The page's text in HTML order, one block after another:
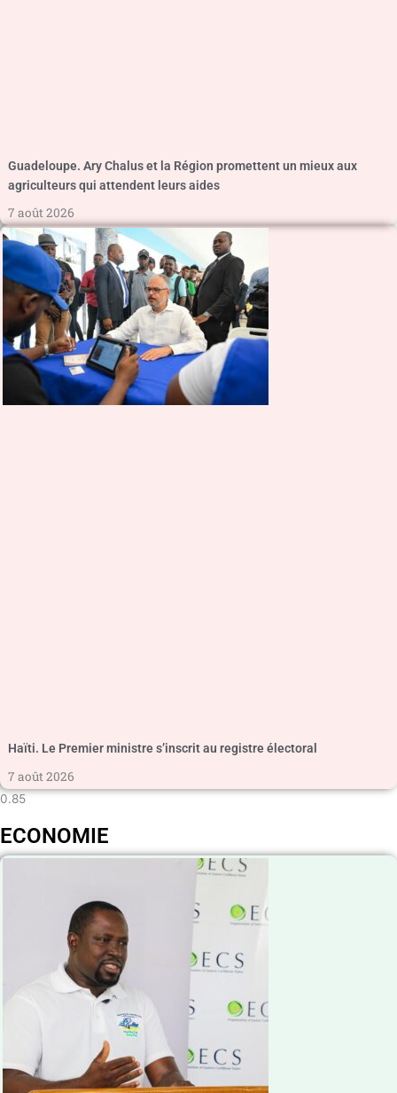
Guadeloupe. Ary Chalus et la Région promettent un mieux aux
agriculteurs qui attendent leurs aides
7 août 2026
Haïti. Le Premier ministre s’inscrit au registre électoral
7 août 2026
ECONOMIE